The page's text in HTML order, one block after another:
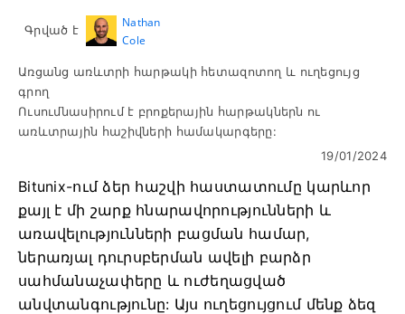
Գրված է
Nathan
Cole
Առցանց առևտրի հարթակի հետազոտող և ուղեցույց
գրող
Ուսումնասիրում է բրոքերային հարթակներն ու
առևտրային հաշիվների համակարգերը:
19/01/2024
Bitunix-ում ձեր հաշվի հաստատումը կարևոր
քայլ է մի շարք հնարավորությունների և
առավելությունների բացման համար,
ներառյալ դուրսբերման ավելի բարձր
սահմանաչափերը և ուժեղացված
անվտանգությունը: Այս ուղեցույցում մենք ձեզ